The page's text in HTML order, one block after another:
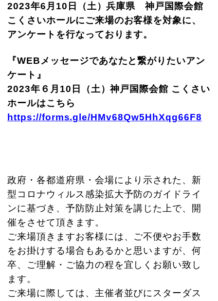
2023年6月10日（土）兵庫県 神戸国際会館
こくさいホールにご来場のお客様を対象に、
アンケートを行なっております。
『WEBメッセージであなたと繋がりたいアン
ケート』
2023年６月10日（土）神戸国際会館 こくさい
ホールはこちら
https://forms.gle/HMv68Qw5HhXqg66F8
政府・各都道府県・会場により示された、新
型コロナウィルス感染拡大予防のガイドライ
ンに基づき、予防防止対策を講じた上で、開
催をさせて頂きます。
ご来場頂きますお客様には、ご不便やお手数
をお掛けする場合もあるかと思いますが、何
卒、ご理解・ご協力の程を宜しくお願い致し
ます。
ご来場に際しては、主催者並びにスターダス